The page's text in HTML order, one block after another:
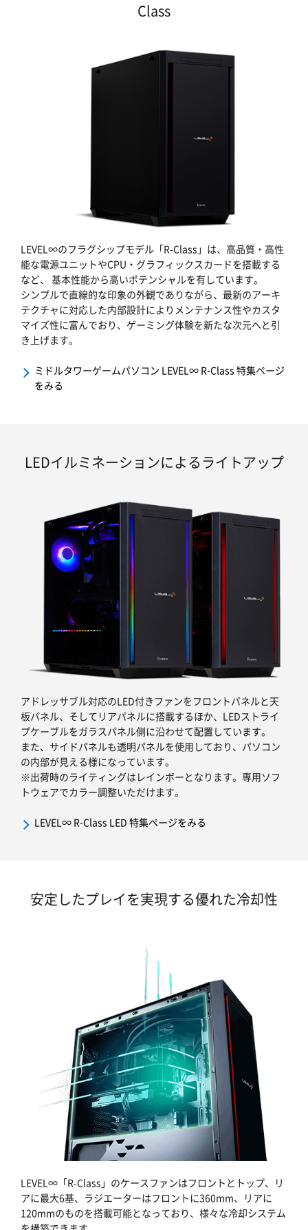
Class
LEVEL∞のフラグシップモデル「R-Class」は、高品質・高性
能な電源ユニットやCPU・グラフィックスカードを搭載する
など、 基本性能から高いポテンシャルを有しています。
シンプルで直線的な印象の外観でありながら、最新のアーキ
テクチャに対応した内部設計によりメンテナンス性やカスタ
マイズ性に富んでおり、ゲーミング体験を新たな次元へと引
き上げます。
ミドルタワーゲームパソコン LEVEL∞ R-Class 特集ページ
をみる
LEDイルミネーションによるライトアップ
アドレッサブル対応のLED付きファンをフロントパネルと天
板パネル、そしてリアパネルに搭載するほか、LEDストライ
プケーブルをガラスパネル側に沿わせて配置しています。
また、サイドパネルも透明パネルを使用しており、パソコン
の内部が見える様になっています。
※出荷時のライティングはレインボーとなります。専用ソフ
トウェアでカラー調整いただけます。
LEVEL∞ R-Class LED 特集ページをみる
安定したプレイを実現する優れた冷却性
LEVEL∞「R-Class」のケースファンはフロントとトップ、リ
アに最大6基、ラジエーターはフロントに360mm、リアに
120mmのものを搭載可能となっており、様々な冷却システム